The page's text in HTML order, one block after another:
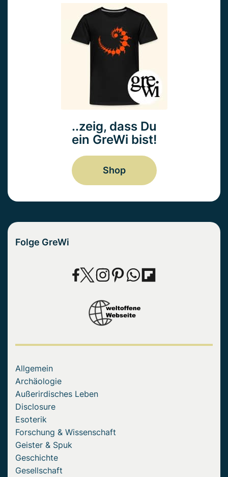
..zeig, dass Du
ein GreWi bist!
Shop
Folge GreWi
Allgemein
Archäologie
Außerirdisches Leben
Disclosure
Esoterik
Forschung & Wissenschaft
Geister & Spuk
Geschichte
Gesellschaft